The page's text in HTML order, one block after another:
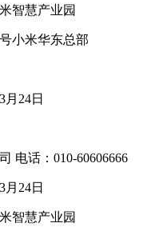
智慧产业园
小米华东总部
月24日
电话：010-60606666
月24日
智慧产业园